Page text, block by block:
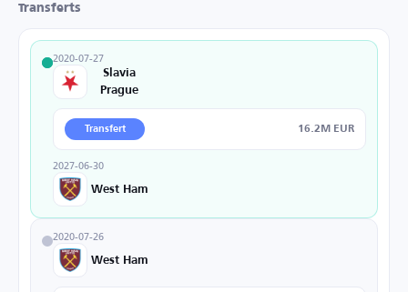
Transferts
2020-07-27
Slavia
Prague
Transfert 16.2M EUR
2027-06-30
West Ham
2020-07-26
West Ham